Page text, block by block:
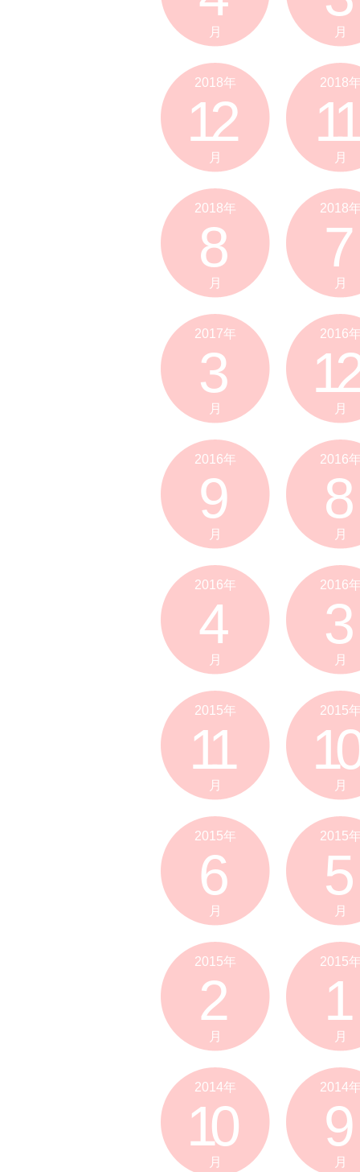
月 月
2018年
12
月
2018
11
月
2018年
8
月
2018
7
月
2017年
3
月
2016
12
月
2016年
9
月
2016
8
月
2016年
4
月
2016
3
月
2015年
11
月
2015
10
月
2015年
6
月
2015
5
月
2015年
2
月
2015
1
月
2014年
10
月
2014
9
月